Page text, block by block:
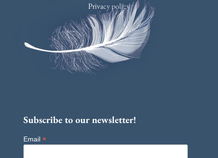
Privacy policy
Subscribe to our newsletter!
Email *